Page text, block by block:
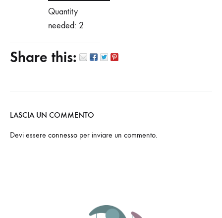
Quantity
needed: 2
Share this:
LASCIA UN COMMENTO
Devi essere connesso per inviare un commento.